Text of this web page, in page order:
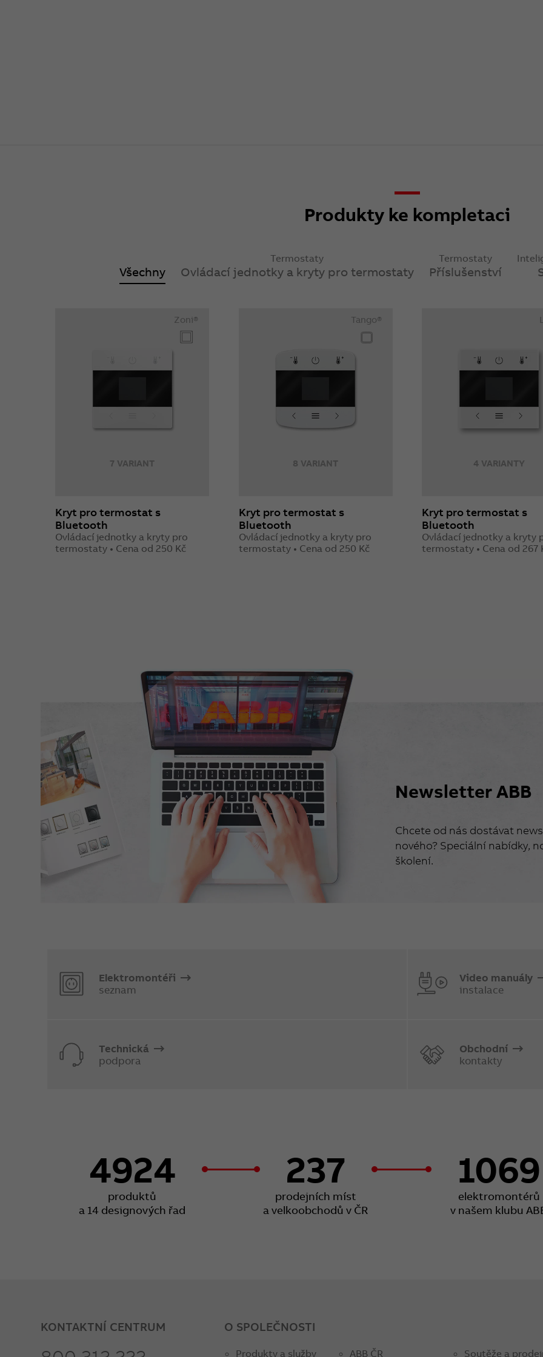
Produkty ke kompletaci
Všechny
Termostaty
Ovládací jednotky a kryty pro termostaty
Termostaty
Příslušenství
7 VARIANT
Zoni®
Kryt pro termostat s
Bluetooth
Ovládací jednotky a kryty pro
termostaty • Cena od 250 Kč
8 VARIANT
Tango®
Kryt pro termostat s
Bluetooth
Ovládací jednotky a kryty pro
termostaty • Cena od 250 Kč
4 VARIANTY
Kryt pro termostat s
Bluetooth
Ovládací jednotky a kryty
termostaty • Cena od 267
Newsletter ABB
Chcete od nás dostávat
nového? Speciální nabídky,
školení.
Elektromontéři
seznam
Video manuály
instalace
Technická
podpora
Obchodní
kontakty
4924
produktů
a 14 designových řad
237
prodejních míst
a velkoobchodů v ČR
1069
elektromontérů
v našem klubu
KONTAKTNÍ CENTRUM O SPOLEČNOSTI
Produkty a služby ABB ČR Soutěže a